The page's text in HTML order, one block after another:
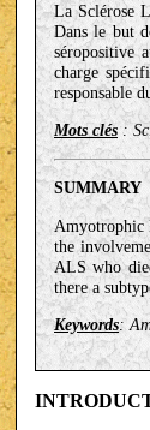
La Sclérose
Dans le but
séropositive
charge
responsable
Mots clés:
SUMMARY
Amyotrophic
the
ALS who
there a
Keywords: